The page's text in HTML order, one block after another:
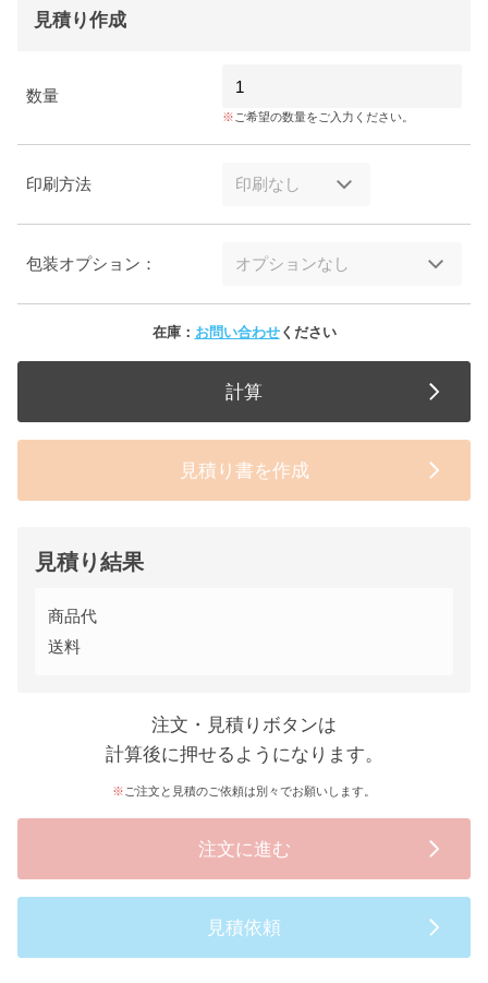
見積り作成
数量
ご希望の数量をご入力ください。
印刷方法
包装オプション：
在庫： お問い合わせください
計算
見積り書を作成
見積り結果
商品代
送料
注文・見積りボタンは
計算後に押せるようになります。
ご注文と見積のご依頼は別々でお願いします。
注文に進む
見積依頼